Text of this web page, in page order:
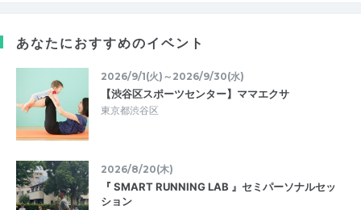
あなたにおすすめのイベント
2026/9/1(火)～2026/9/30(水)
【渋谷区スポーツセンター】ママエクサ
東京都渋谷区
2026/8/20(木)
『 SMART RUNNING LAB 』セミパーソナルセッ
ション